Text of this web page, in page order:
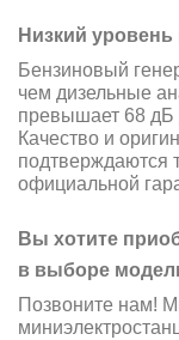
Низкий
Бензиновый
чем дизельные
превышает 68 дБ
Качество и
подтверждаются
официальной
Вы хотите
в выборе
Позвоните нам!